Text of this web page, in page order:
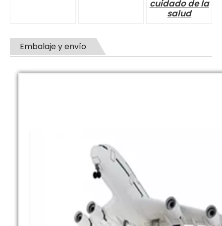
cuidado de la
salud
Embalaje y envío